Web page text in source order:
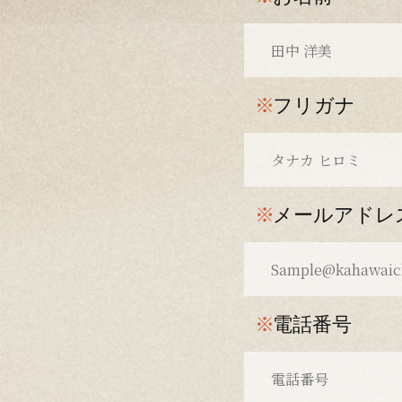
※フリガナ
※メールアドレ
※電話番号